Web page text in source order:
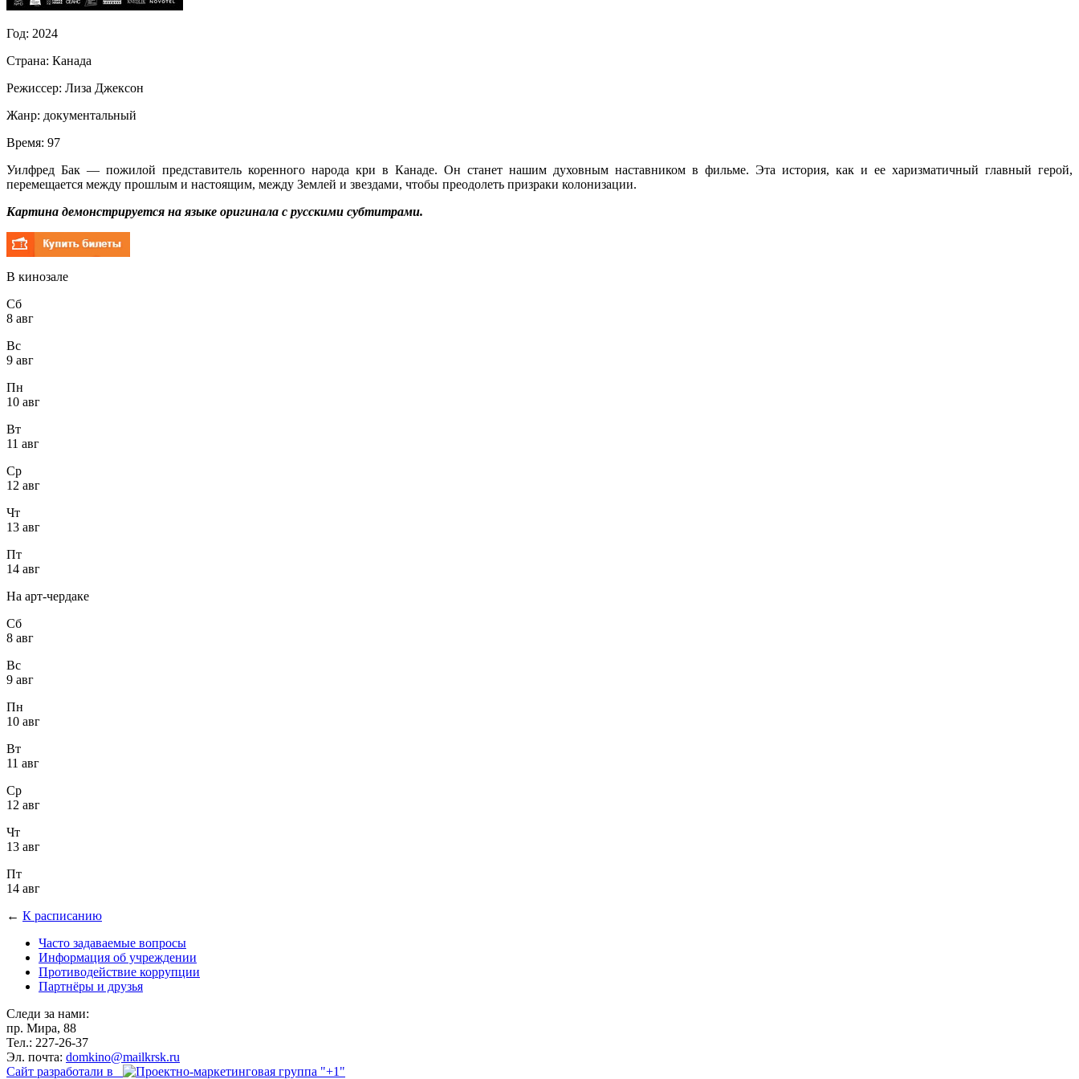
Год: 2024
Страна: Канада
Режиссер: Лиза Джексон
Жанр: документальный
Время: 97
Уилфред Бак — пожилой представитель коренного народа кри в Канаде. Он станет нашим духовным наставником в фильме. Эта история, как и ее харизматичный главный герой,
перемещается между прошлым и настоящим, между Землей и звездами, чтобы преодолеть призраки колонизации.
Картина демонстрируется на языке оригинала с русскими субтитрами.
В кинозале
Сб
8 авг
Вс
9 авг
Пн
10 авг
Вт
11 авг
Ср
12 авг
Чт
13 авг
Пт
14 авг
На арт-чердаке
Сб
8 авг
Вс
9 авг
Пн
10 авг
Вт
11 авг
Ср
12 авг
Чт
13 авг
Пт
14 авг
← К расписанию
Часто задаваемые вопросы
Информация об учреждении
Противодействие коррупции
Партнёры и друзья
Следи за нами:
пр. Мира, 88
Тел.: 227-26-37
Эл. почта: domkino@mailkrsk.ru
Сайт разработали в